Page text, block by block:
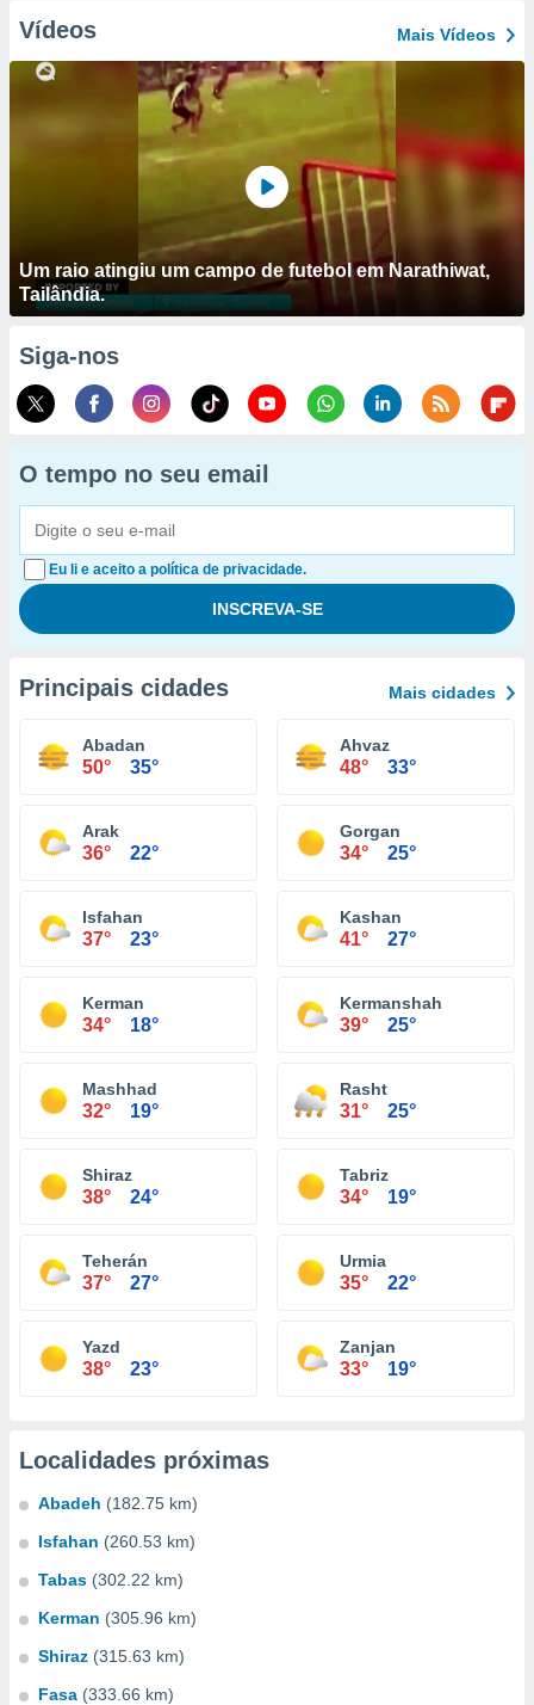
Vídeos Mais Vídeos
Um raio atingiu um campo de futebol em Narathiwat,
Tailândia.
Siga-nos
O tempo no seu email
Eu li e aceito a política de privacidade.
Principais cidades Mais cidades
Abadan
50° 35°
Ahvaz
48° 33°
Arak
36° 22°
Gorgan
34° 25°
Isfahan
37° 23°
Kashan
41° 27°
Kerman
34° 18°
Kermanshah
39° 25°
Mashhad
32° 19°
Rasht
31° 25°
Shiraz
38° 24°
Tabriz
34° 19°
Teherán
37° 27°
Urmia
35° 22°
Yazd
38° 23°
Zanjan
33° 19°
Localidades próximas
Abadeh (182.75 km)
Isfahan (260.53 km)
Tabas (302.22 km)
Kerman (305.96 km)
Shiraz (315.63 km)
Fasa (333.66 km)